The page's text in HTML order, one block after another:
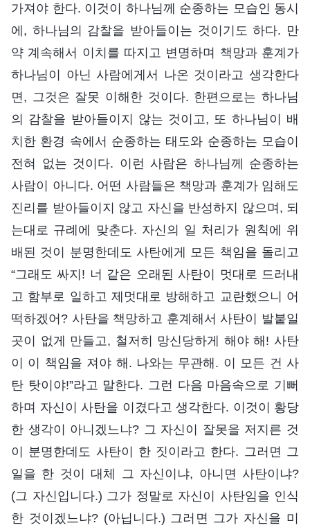
가져야 한다. 이것이 하나님께 순종하는 모습인 동시
에, 하나님의 감찰을 받아들이는 것이기도 하다. 만
약 계속해서 이치를 따지고 변명하며 책망과 훈계가
하나님이 아닌 사람에게서 나온 것이라고 생각한다
면, 그것은 잘못 이해한 것이다. 한편으로는 하나님
의 감찰을 받아들이지 않는 것이고, 또 하나님이 배
치한 환경 속에서 순종하는 태도와 순종하는 모습이
전혀 없는 것이다. 이런 사람은 하나님께 순종하는
사람이 아니다. 어떤 사람들은 책망과 훈계가 임해도
진리를 받아들이지 않고 자신을 반성하지 않으며, 되
는대로 규례에 맞춘다. 자신의 일 처리가 원칙에 위
배된 것이 분명한데도 사탄에게 모든 책임을 돌리고
“그래도 싸지! 너 같은 오래된 사탄이 멋대로 드러내
고 함부로 일하고 제멋대로 방해하고 교란했으니 어
떡하겠어? 사탄을 책망하고 훈계해서 사탄이 발붙일
곳이 없게 만들고, 철저히 망신당하게 해야 해! 사탄
이 이 책임을 져야 해. 나와는 무관해. 이 모든 건 사
탄 탓이야!”라고 말한다. 그런 다음 마음속으로 기뻐
하며 자신이 사탄을 이겼다고 생각한다. 이것이 황당
한 생각이 아니겠느냐? 그 자신이 잘못을 저지른 것
이 분명한데도 사탄이 한 짓이라고 한다. 그러면 그
일을 한 것이 대체 그 자신이냐, 아니면 사탄이냐?
(그 자신입니다.) 그가 정말로 자신이 사탄임을 인식
한 것이겠느냐? (아닙니다.) 그러면 그가 자신을 미